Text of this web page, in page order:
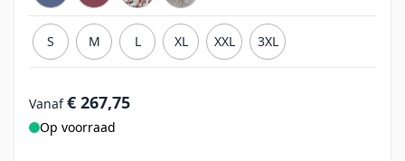
S M L XL XXL 3XL
Vanaf € 267,75
Op voorraad